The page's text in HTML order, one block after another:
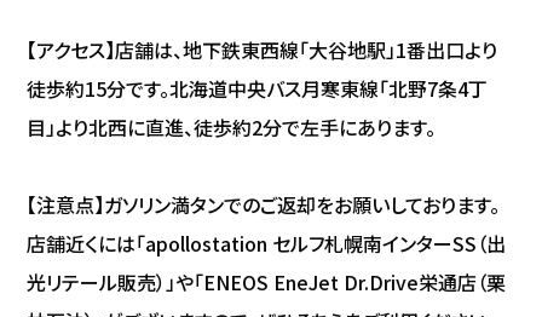
【アクセス】店舗は、地下鉄東西線「大谷地駅」1番出口より
徒歩約15分です。北海道中央バス月寒東線「北野7条4丁
目」より北西に直進、徒歩約2分で左手にあります。
【注意点】ガソリン満タンでのご返却をお願いしております。
店舗近くには「apollostation セルフ札幌南インターSS（出
光リテール販売）」や「ENEOS EneJet Dr.Drive栄通店（栗